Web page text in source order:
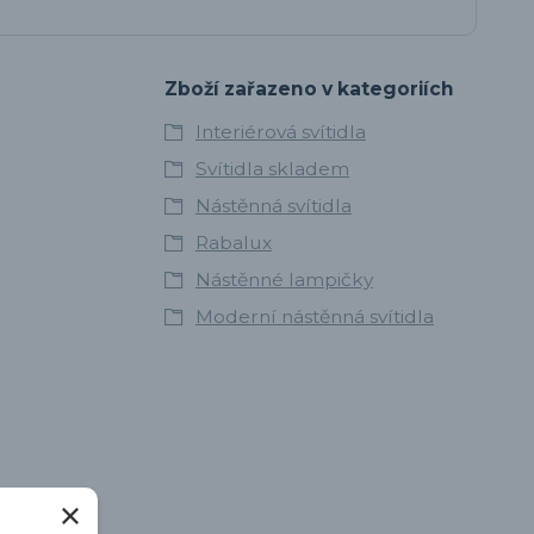
Zboží zařazeno v kategoriích
Interiérová svítidla
Svítidla skladem
Nástěnná svítidla
Rabalux
Nástěnné lampičky
Moderní nástěnná svítidla